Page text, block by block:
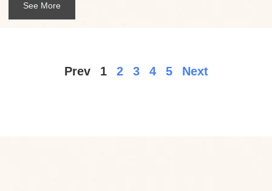
See More
Prev 1 2 3 4 5 Next